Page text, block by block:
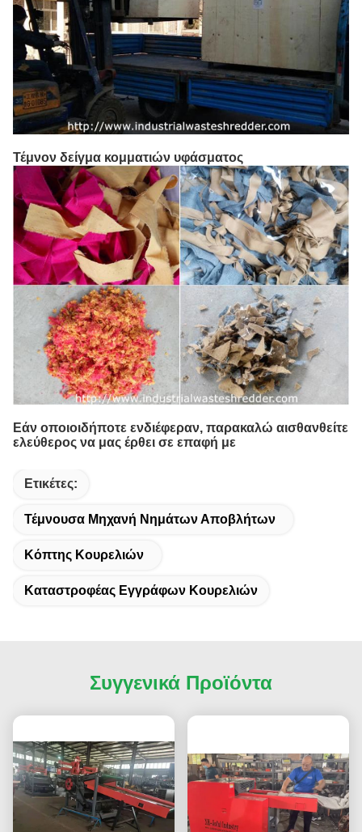
Τέμνον δείγμα κομματιών υφάσματος
Εάν οποιοιδήποτε ενδιέφεραν, παρακαλώ αισθανθείτε
ελεύθερος να μας έρθει σε επαφή με
Ετικέτες:
Τέμνουσα Μηχανή Νημάτων Αποβλήτων
Κόπτης Κουρελιών
Καταστροφέας Εγγράφων Κουρελιών
Συγγενικά Προϊόντα